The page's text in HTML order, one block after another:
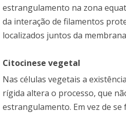
estrangulamento na zona
da interação de filamentos
localizados juntos da
Citocinese vegetal
Nas células vegetais a
rígida altera o processo, que
estrangulamento. Em vez de